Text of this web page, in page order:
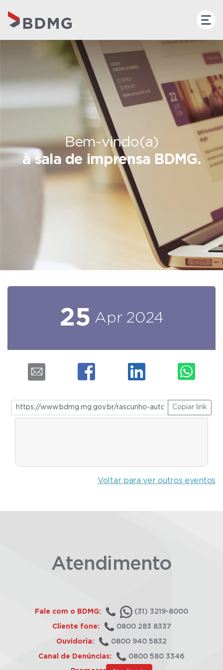
Bem-vindo(a)
à sala de imprensa BDMG.
25 Apr 2024
Copiar link
Voltar para ver outros eventos
Atendimento
Fale com o BDMG: (31) 3219-8000
Cliente fone: 0800 283 8337
Ouvidoria: 0800 940 5832
Canal de Denúncias: 0800 580 3346